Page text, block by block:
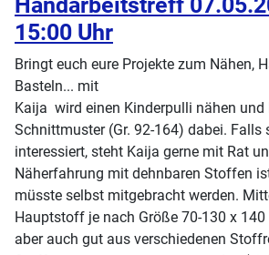
15:00 Uhr
Bringt euch eure Projekte zum Nähen,
Basteln... mit
Kaija wird einen Kinderpulli nähen und
Schnittmuster (Gr. 92-164) dabei.
interessiert, steht Kaija gerne mit Rat
Näherfahrung mit dehnbaren Stoffen
müsste selbst mitgebracht werden.
Hauptstoff je nach Größe 70-130 x
aber auch gut aus verschiedenen